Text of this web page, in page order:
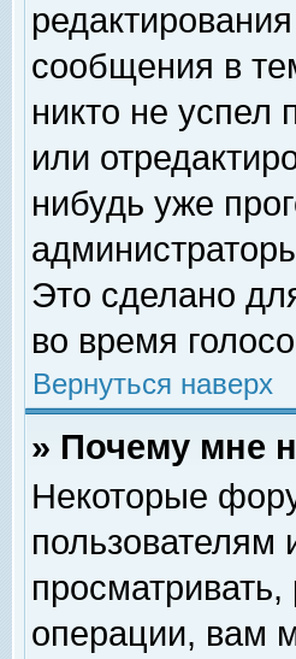
сообщения в
никто не успел
или
нибудь уже
Это сделано
во время
Вернуться наверх
» Почему мне
Некоторые
пользователям
операции, вам